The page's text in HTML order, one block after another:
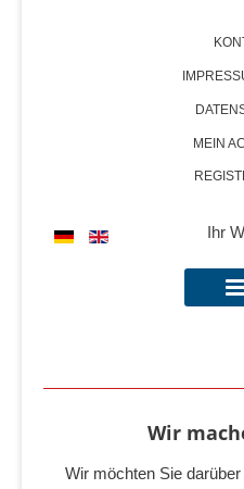
MEIN
Ihr
Wir
Wir möchten Sie